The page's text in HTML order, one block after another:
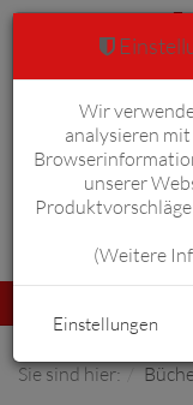
umschalten
Sie sind hier:
Wir
analysieren
unserer
(Weitere
Einstellungen